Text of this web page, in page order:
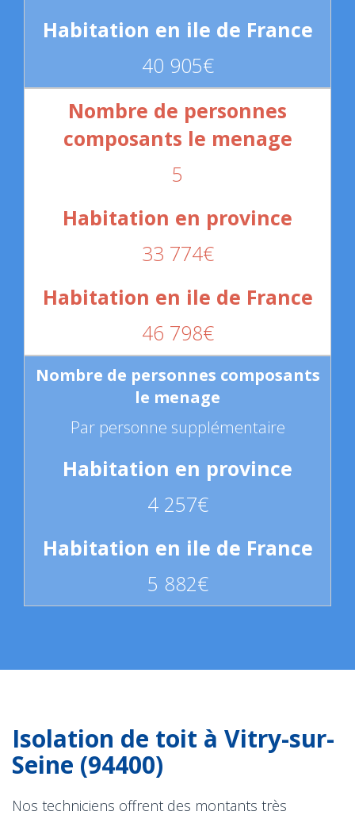
40 905€
5
33 774€
46 798€
Par personne supplémentaire
4 257€
5 882€
Isolation de toit à Vitry-sur-
Seine (94400)
Nos techniciens offrent des montants très